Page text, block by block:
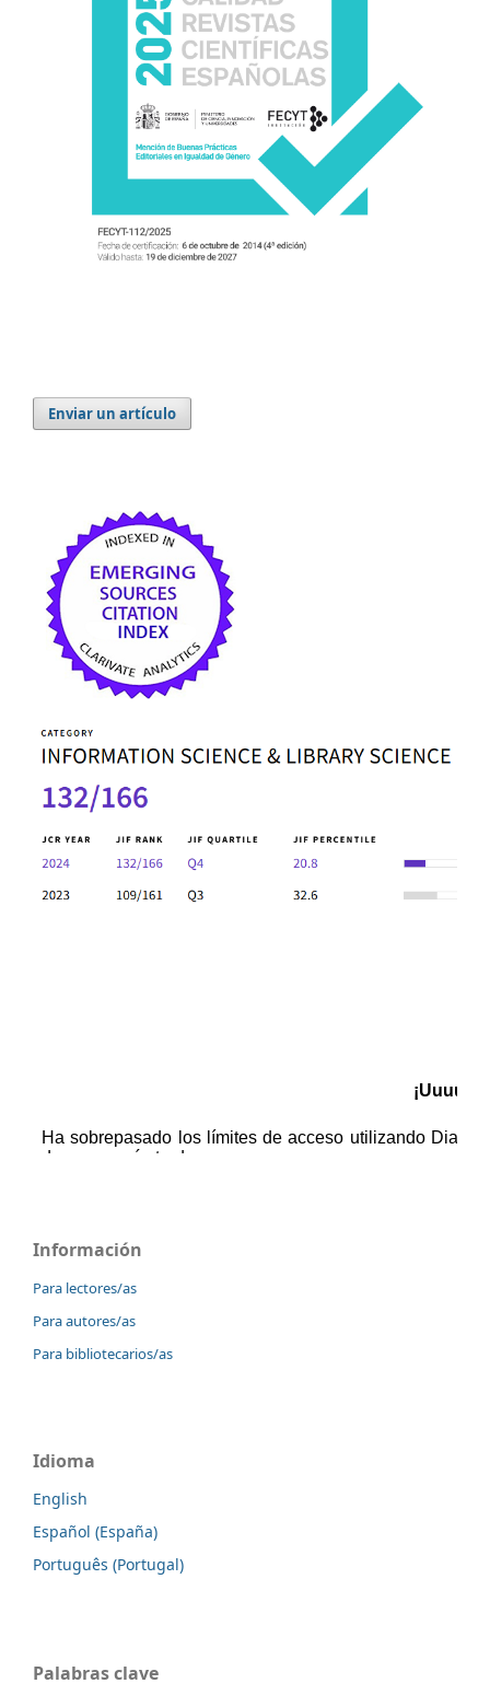
Enviar un artículo
Información
Para lectores/as
Para autores/as
Para bibliotecarios/as
Idioma
English
Español (España)
Português (Portugal)
Palabras clave